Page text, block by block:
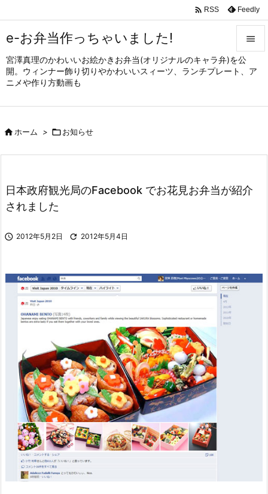
e-お弁当作っちゃいました!
宮澤真理のかわいいお絵かきお弁当(オリジナルのキャラ弁)を公
開。ウィンナー飾り切りやかわいいスィーツ、ランチプレート、ア
ニメや作り方動画も


メニュ
サイド


検索
 RSS Feedly
ホーム > お知らせ
日本政府観光局のFacebook でお花見お弁当が紹介
されました
 2012年5月2日  2012年5月4日